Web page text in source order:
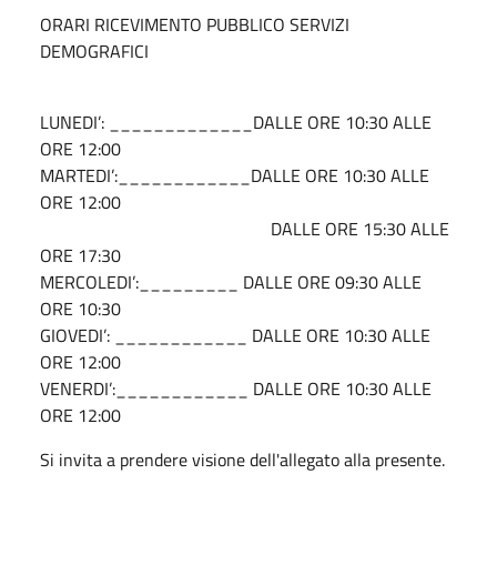
ORARI RICEVIMENTO PUBBLICO SERVIZI
DEMOGRAFICI
LUNEDI’: _____________DALLE ORE 10:30 ALLE
ORE 12:00
MARTEDI’:____________DALLE ORE 10:30 ALLE
ORE 12:00
DALLE ORE 15:30 ALLE
ORE 17:30
MERCOLEDI’:_________ DALLE ORE 09:30 ALLE
ORE 10:30
GIOVEDI’: ____________ DALLE ORE 10:30 ALLE
ORE 12:00
VENERDI’:____________ DALLE ORE 10:30 ALLE
ORE 12:00
Si invita a prendere visione dell'allegato alla presente.